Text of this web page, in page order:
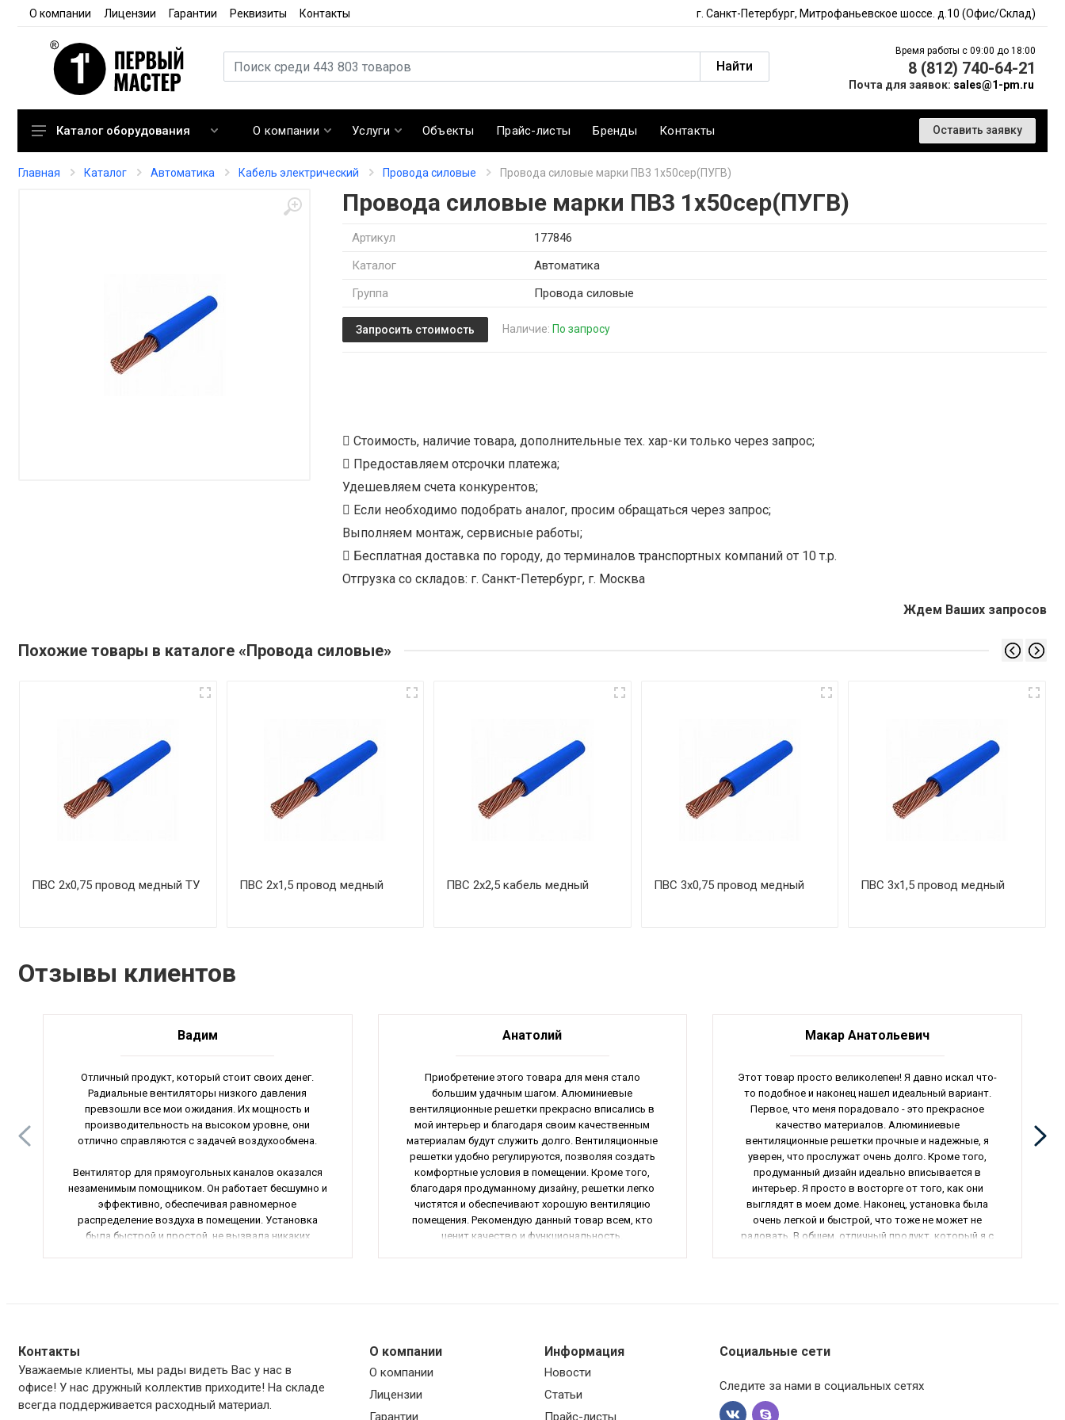
О компании Лицензии Гарантии Реквизиты Контакты г. Санкт-Петербург, Митрофаньевское шоссе. д.10 (Офис/Склад)
Найти
Время работы с 09:00 до 18:00
8 (812) 740-64-21
Почта для заявок: sales@1-pm.ru
Кондиционирование
Каталог оборудования О компании Услуги Объекты Прайс-листы Бренды Контакты Оставить заявку
Главная Каталог Автоматика Кабель электрический Провода силовые Провода силовые марки ПВ3 1х50сер(ПУГВ)
Провода силовые марки ПВ3 1х50сер(ПУГВ)
Артикул
177846
Каталог
Автоматика
Группа
Провода силовые
Запросить стоимость Наличие: По запросу
Стоимость, наличие товара, дополнительные тех. хар-ки только через запрос;
Предоставляем отсрочки платежа;
Удешевляем счета конкурентов;
Если необходимо подобрать аналог, просим обращаться через запрос;
Выполняем монтаж, сервисные работы;
Бесплатная доставка по городу, до терминалов транспортных компаний от 10 т.р.
Отгрузка со складов: г. Санкт-Петербург, г. Москва
Ждем Ваших запросов
Похожие товары в каталоге «Провода силовые»
ПВС 2х0,75 провод медный ТУ ПВС 2х1,5 провод медный ПВС 2х2,5 кабель медный ПВС 3х0,75 провод медный ПВС 3х1,5 провод медный
Отзывы клиентов
Вадим
Отличный продукт, который стоит своих денег.
Радиальные вентиляторы низкого давления
превзошли все мои ожидания. Их мощность и
производительность на высоком уровне, они
отлично справляются с задачей воздухообмена.
Вентилятор для прямоугольных каналов оказался
незаменимым помощником. Он работает бесшумно и
эффективно, обеспечивая равномерное
распределение воздуха в помещении. Установка
была быстрой и простой, не вызвала никаких
не подводят в самый ответственный момент. Легко
знаний. Продукт, который можно смело
рекомендовать другим.
Анатолий
Приобретение этого товара для меня стало
большим удачным шагом. Алюминиевые
вентиляционные решетки прекрасно вписались в
мой интерьер и благодаря своим качественным
материалам будут служить долго. Вентиляционные
решетки удобно регулируются, позволяя создать
комфортные условия в помещении. Кроме того,
благодаря продуманному дизайну, решетки легко
чистятся и обеспечивают хорошую вентиляцию
помещения. Рекомендую данный товар всем, кто
ценит качество и функциональность.
Макар Анатольевич
Этот товар просто великолепен! Я давно искал что-
то подобное и наконец нашел идеальный вариант.
Первое, что меня порадовало - это прекрасное
качество материалов. Алюминиевые
вентиляционные решетки прочные и надежные, я
уверен, что прослужат очень долго. Кроме того,
продуманный дизайн идеально вписывается в
интерьер. Я просто в восторге от того, как они
выглядят в моем доме. Наконец, установка была
очень легкой и быстрой, что тоже не может не
радовать. В общем, отличный продукт, который я с
Контакты
Уважаемые клиенты, мы рады видеть Вас у нас в
офисе! У нас дружный коллектив приходите! На складе
всегда поддерживается расходный материал.
О компании
О компании
Лицензии
Гарантии
Информация
Новости
Статьи
Прайс-листы
Социальные сети
Следите за нами в социальных сетях